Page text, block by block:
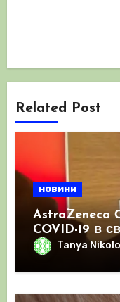
Related Post
новини
AstraZeneca
COVID-19 в
призна, че
съсиреци
Tanya